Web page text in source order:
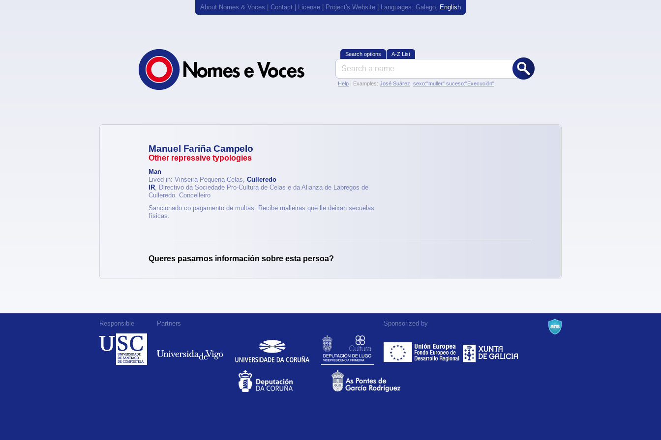
About Nomes & Voces Contact License Project's Website | Languages: Galego, English
Search options A-Z List
Help | Examples: José Suárez sexo:"muller" suceso:"Execución"
Manuel Fariña Campelo
Other repressive typologies
Man
Lived in: Vinseira Pequena-Celas, Culleredo
IR, Directivo da Sociedade Pro-Cultura de Celas e da Alianza de Labregos de
Culleredo. Concelleiro
Sancionado co pagamento de multas. Recibe malleiras que lle deixan secuelas
físicas.
Queres pasarnos información sobre esta persoa?
Responsible Partners Sponsorized by